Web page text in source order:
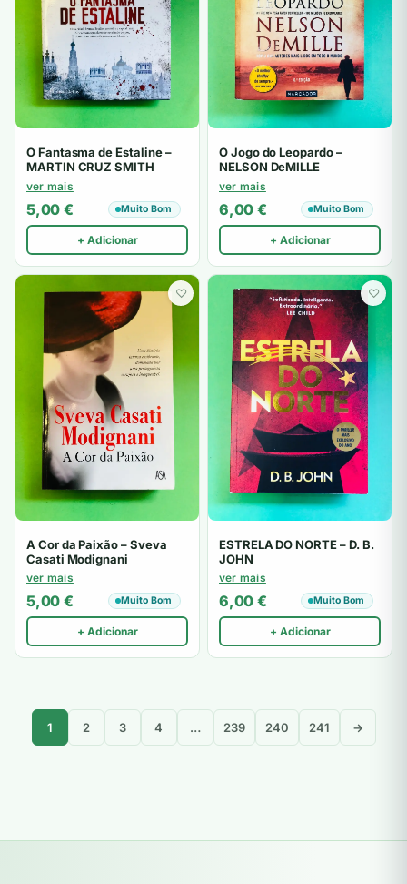
O Fantasma de Estaline –
MARTIN CRUZ SMITH
ver mais
5,00 € Muito Bom
+ Adicionar
O Jogo do Leopardo –
NELSON DeMILLE
ver mais
6,00 € Muito Bom
+ Adicionar
♡
A Cor da Paixão – Sveva
Casati Modignani
ver mais
5,00 € Muito Bom
+ Adicionar
♡
ESTRELA DO NORTE – D. B.
JOHN
ver mais
6,00 € Muito Bom
+ Adicionar
1 2 3 4 … 239 240 241 →